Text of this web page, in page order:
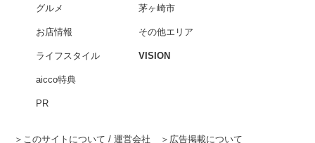
グルメ
お店情報
ライフスタイル
aicco特典
PR
茅ヶ崎市
その他エリア
VISION
このサイトについて / 運営会社 広告掲載について